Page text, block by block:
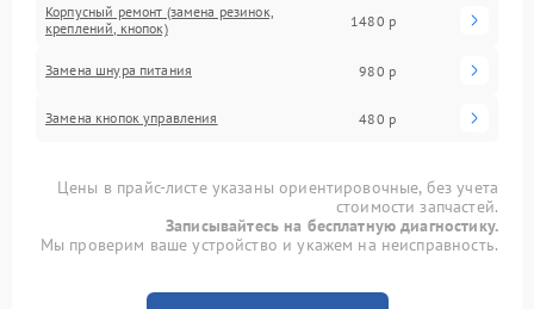
Корпусный ремонт (замена резинок,
креплений, кнопок)
1480 р
Замена шнура питания 980 р
Замена кнопок управления 480 р
Цены в прайс-листе указаны ориентировочные, без учета
стоимости запчастей.
Записывайтесь на бесплатную диагностику.
Мы проверим ваше устройство и укажем на неисправность.